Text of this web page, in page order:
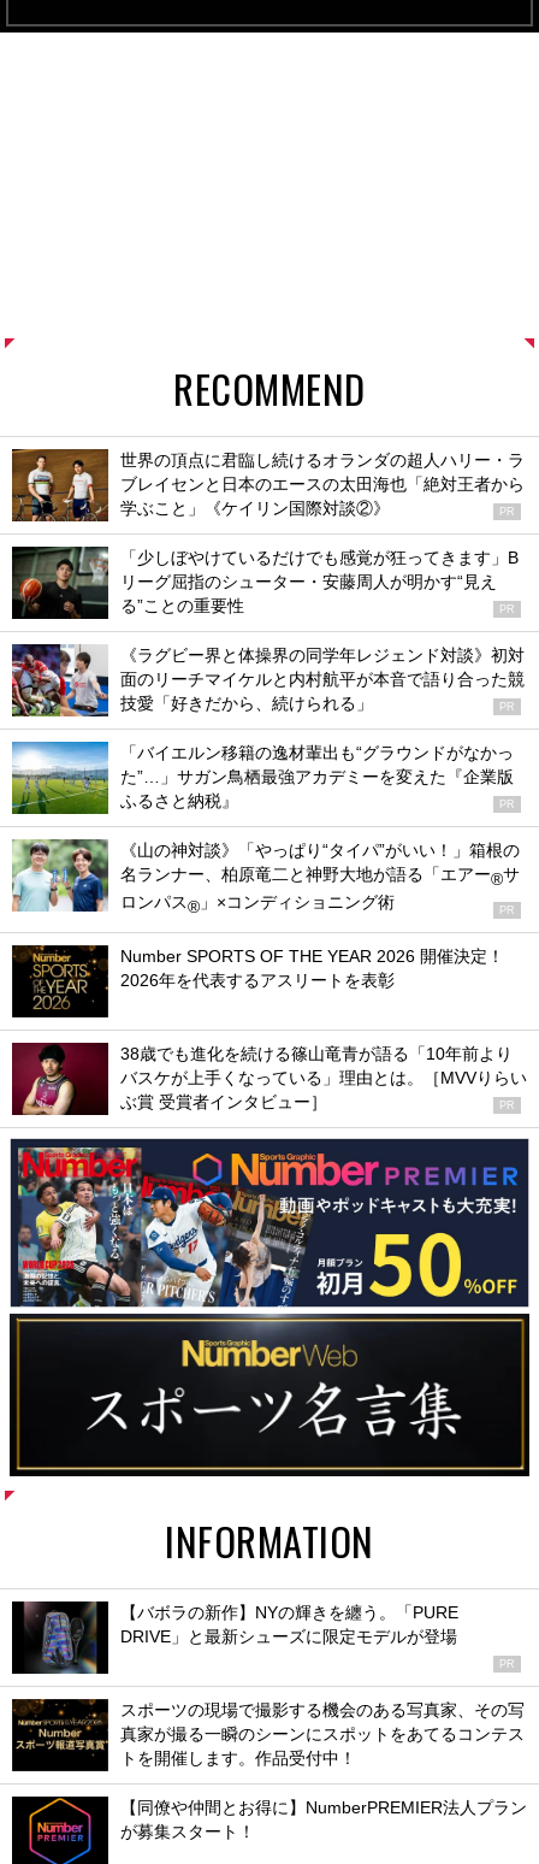
RECOMMEND
世界の頂点に君臨し続けるオランダの超人ハリー・ラ
ブレイセンと日本のエースの太田海也「絶対王者から
学ぶこと」《ケイリン国際対談②》
PR
「少しぼやけているだけでも感覚が狂ってきます」B
リーグ屈指のシューター・安藤周人が明かす“見え
る”ことの重要性
PR
《ラグビー界と体操界の同学年レジェンド対談》初対
面のリーチマイケルと内村航平が本音で語り合った競
技愛「好きだから、続けられる」
PR
「バイエルン移籍の逸材輩出も“グラウンドがなかっ
た”…」サガン鳥栖最強アカデミーを変えた『企業版
ふるさと納税』
PR
《山の神対談》「やっぱり“タイパ”がいい！」箱根の
名ランナー、柏原竜二と神野大地が語る「エアー®サ
ロンパス® 」×コンディショニング術 PR
Number SPORTS OF THE YEAR 2026 開催決定！
2026年を代表するアスリートを表彰
38歳でも進化を続ける篠山竜青が語る「10年前より
バスケが上手くなっている」理由とは。［MVVりらい
ぶ賞 受賞者インタビュー］
PR
INFORMATION
【バボラの新作】NYの輝きを纏う。「PURE
DRIVE」と最新シューズに限定モデルが登場
PR
スポーツの現場で撮影する機会のある写真家、その写
真家が撮る一瞬のシーンにスポットをあてるコンテス
トを開催します。作品受付中！
【同僚や仲間とお得に】NumberPREMIER法人プラン
が募集スタート！